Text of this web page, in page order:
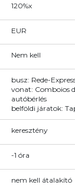
120%x
EUR
Nem kell
busz: Rede-
vonat: Comboios
autóbérlés
belföldi járatok:
keresztény
-1 óra
nem kell átalakító